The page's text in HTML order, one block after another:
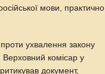
мови, практично
ухвалення закону
Верховний комісар у
документ,